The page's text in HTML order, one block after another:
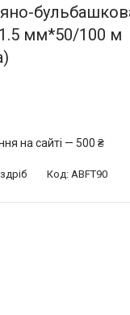
мм*50/100 м
на сайті — 500 ₴
Код: ABFT90